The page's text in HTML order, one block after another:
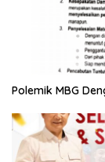
Polemik MBG